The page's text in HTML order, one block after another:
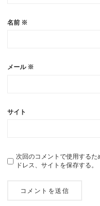
名前 ※
メール ※
サイト
次回のコメントで使用する
ドレス、サイトを保存する。